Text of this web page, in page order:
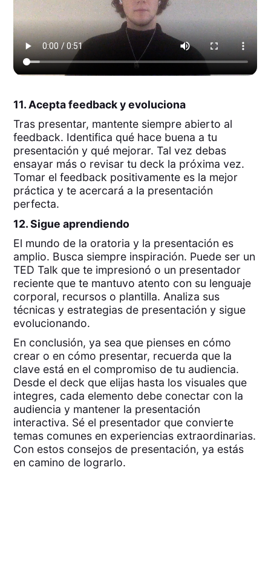
11. Acepta feedback y evoluciona
Tras presentar, mantente siempre abierto al
feedback. Identifica qué hace buena a tu
presentación y qué mejorar. Tal vez debas
ensayar más o revisar tu deck la próxima vez.
Tomar el feedback positivamente es la mejor
práctica y te acercará a la presentación
perfecta.
12. Sigue aprendiendo
El mundo de la oratoria y la presentación es
amplio. Busca siempre inspiración. Puede ser un
TED Talk que te impresionó o un presentador
reciente que te mantuvo atento con su lenguaje
corporal, recursos o plantilla. Analiza sus
técnicas y estrategias de presentación y sigue
evolucionando.
En conclusión, ya sea que pienses en cómo
crear o en cómo presentar, recuerda que la
clave está en el compromiso de tu audiencia.
Desde el deck que elijas hasta los visuales que
integres, cada elemento debe conectar con la
audiencia y mantener la presentación
interactiva. Sé el presentador que convierte
temas comunes en experiencias extraordinarias.
Con estos consejos de presentación, ya estás
en camino de lograrlo.